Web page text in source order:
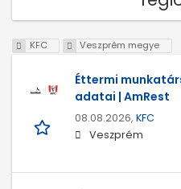
KFC Veszprém megye
Éttermi
adatai | AmRest
08.08.2026, KFC
Veszprém